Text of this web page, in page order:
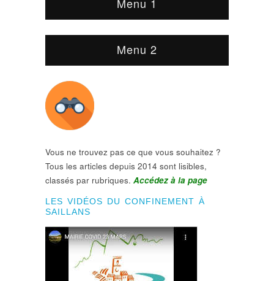
Menu 2
Vous ne trouvez pas ce que vous souhaitez ?
Tous les articles depuis 2014 sont lisibles,
classés par rubriques. Accédez à la page
LES VIDÉOS DU CONFINEMENT À
SAILLANS